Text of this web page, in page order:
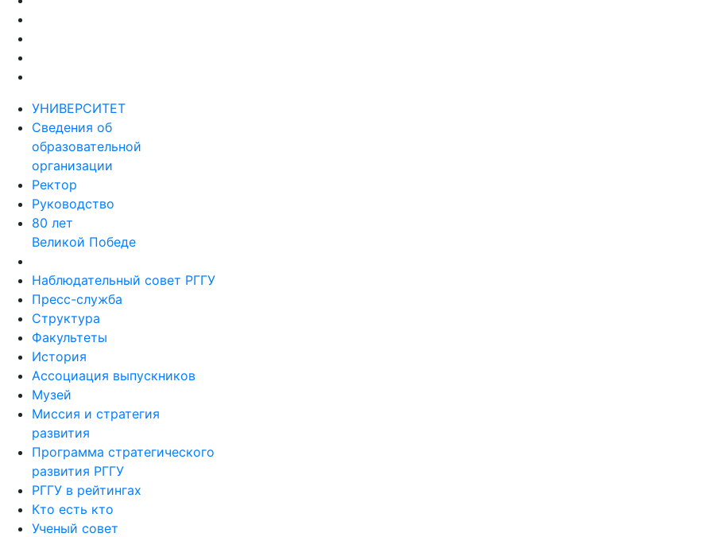
УНИВЕРСИТЕТ
Сведения об
образовательной
организации
Ректор
Руководство
80 лет
Великой Победе
Наблюдательный совет РГГУ
Пресс-служба
Структура
Факультеты
История
Ассоциация выпускников
Музей
Миссия и стратегия
развития
Программа стратегического
развития РГГУ
РГГУ в рейтингах
Кто есть кто
Ученый совет